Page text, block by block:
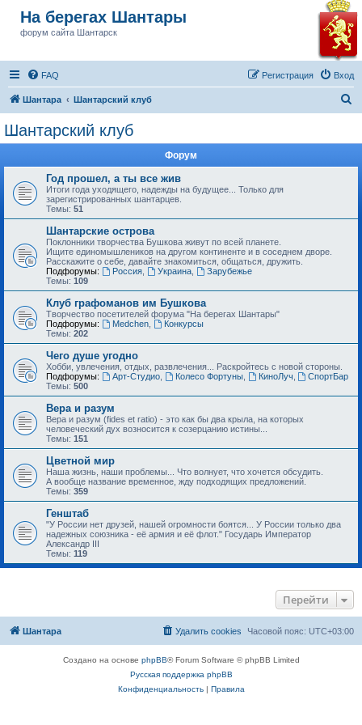
На берегах Шантары
форум сайта Шантарск
FAQ Вход
Регистрация
Шантара Шантарский клуб
Шантарский клуб
Форум
Год прошел, а ты все жив
Итоги года уходящего, надежды на будущее... Только для
зарегистрированных шантарцев.
Темы: 51
Шантарские острова
Поклонники творчества Бушкова живут по всей планете.
Ищите единомышлеников на другом континенте и в соседнем дворе.
Расскажите о себе, давайте знакомиться, общаться, дружить.
Подфорумы:
Россия, Украина,
Зарубежье
Темы: 109
Клуб графоманов им Бушкова
Творчество посетителей форума "На берегах Шантары"
Подфорумы:
Medchen,
Конкурсы
Темы: 202
Чего душе угодно
Хобби, увлечения, отдых, развлечения... Раскройтесь с новой стороны.
Подфорумы:
Арт-Студио, Колесо Фортуны, КиноЛуч
СпортБар
Темы: 500
Вера и разум
Вера и разум (fides et ratio) - это как бы два крыла, на которых
человеческий дух возносится к созерцанию истины...
Темы: 151
Цветной мир
Наша жизнь, наши проблемы... Что волнует, что хочется обсудить.
А вообще название временное, жду подходящих предложений.
Темы: 359
Генштаб
"У России нет друзей, нашей огромности боятся... У России только два
надежных союзника - её армия и её флот." Государь Император
Александр III
Темы: 119
Перейти
Шантара Часовой пояс: UTC+03:00
Удалить cookies
Создано на основе phpBB® Forum Software © phpBB Limited
Русская поддержка phpBB
Конфиденциальность| Правила